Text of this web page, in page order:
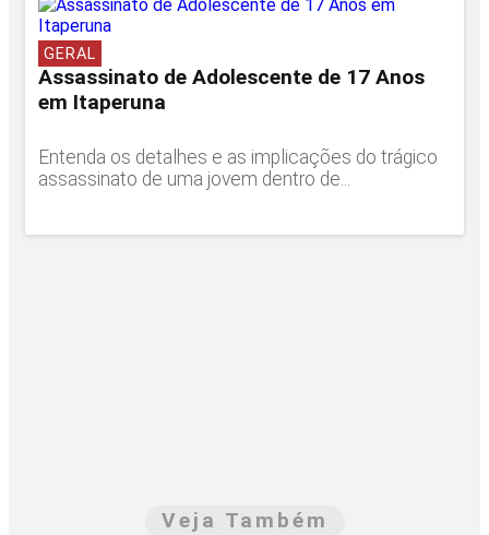
GERAL
Assassinato de Adolescente de 17 Anos
em Itaperuna
Entenda os detalhes e as implicações do trágico
assassinato de uma jovem dentro de...
Veja Também